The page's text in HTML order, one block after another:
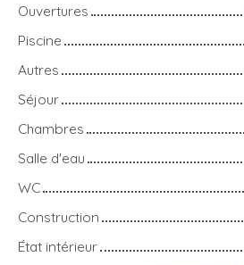
Ouvertures
Piscine
Autres
Séjour
Chambres
Salle d'eau
WC
Construction
État intérieur